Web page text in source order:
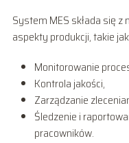
System MES składa się
aspekty produkcji, takie
Monitorowanie
Kontrola jakości,
Zarządzanie
Śledzenie i
pracowników.